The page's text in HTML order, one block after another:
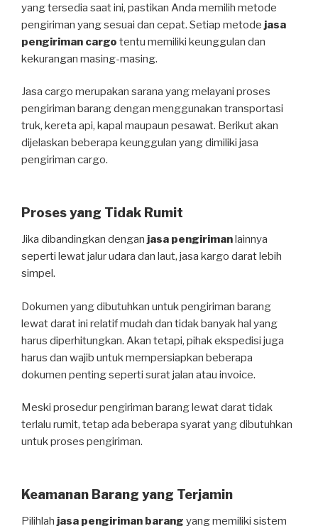
yang tersedia saat ini, pastikan Anda memilih metode
pengiriman yang sesuai dan cepat. Setiap metode jasa
pengiriman cargo tentu memiliki keunggulan dan
kekurangan masing-masing.
Jasa cargo merupakan sarana yang melayani proses
pengiriman barang dengan menggunakan transportasi
truk, kereta api, kapal maupaun pesawat. Berikut akan
dijelaskan beberapa keunggulan yang dimiliki jasa
pengiriman cargo.
Proses yang Tidak Rumit
Jika dibandingkan dengan jasa pengiriman lainnya
seperti lewat jalur udara dan laut, jasa kargo darat lebih
simpel.
Dokumen yang dibutuhkan untuk pengiriman barang
lewat darat ini relatif mudah dan tidak banyak hal yang
harus diperhitungkan. Akan tetapi, pihak ekspedisi juga
harus dan wajib untuk mempersiapkan beberapa
dokumen penting seperti surat jalan atau invoice.
Meski prosedur pengiriman barang lewat darat tidak
terlalu rumit, tetap ada beberapa syarat yang dibutuhkan
untuk proses pengiriman.
Keamanan Barang yang Terjamin
Pilihlah jasa pengiriman barang yang memiliki sistem